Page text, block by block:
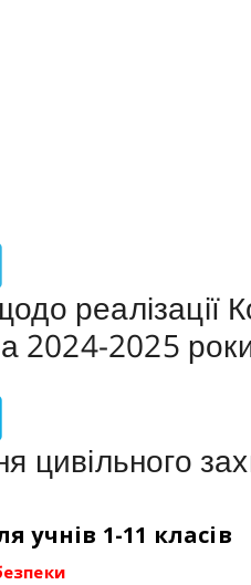
реалізації
2024-2025
цивільного
учнів 1-11 класів